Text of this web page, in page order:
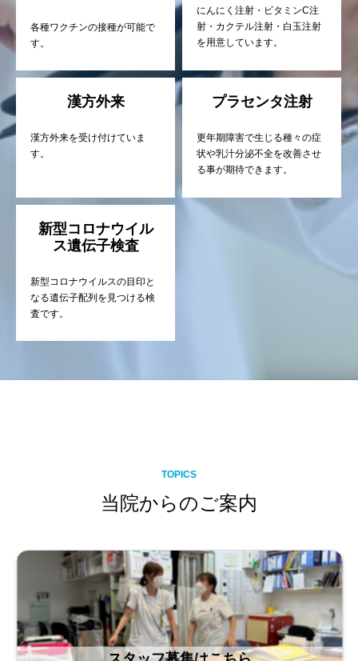
各種ワクチンの接種が可能で
す。
にんにく注射・ビタミンC注
射・カクテル注射・白玉注射
を用意しています。
漢方外来
漢方外来を受け付けていま
す。
プラセンタ注射
更年期障害で生じる種々の症
状や乳汁分泌不全を改善させ
る事が期待できます。
新型コロナウイル
ス遺伝子検査
新型コロナウイルスの目印と
なる遺伝子配列を見つける検
査です。
TOPICS
当院からのご案内